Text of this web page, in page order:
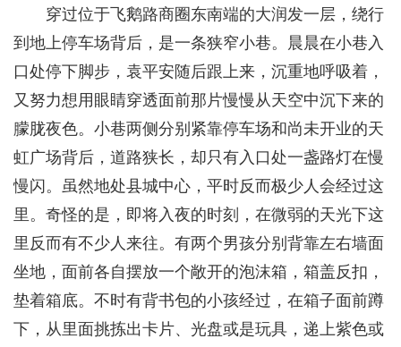
穿过位于飞鹅路商圈东南端的大润发一层，绕行
到地上停车场背后，是一条狭窄小巷。晨晨在小巷入
口处停下脚步，袁平安随后跟上来，沉重地呼吸着，
又努力想用眼睛穿透面前那片慢慢从天空中沉下来的
朦胧夜色。小巷两侧分别紧靠停车场和尚未开业的天
虹广场背后，道路狭长，却只有入口处一盏路灯在慢
慢闪。虽然地处县城中心，平时反而极少人会经过这
里。奇怪的是，即将入夜的时刻，在微弱的天光下这
里反而有不少人来往。有两个男孩分别背靠左右墙面
坐地，面前各自摆放一个敞开的泡沫箱，箱盖反扣，
垫着箱底。不时有背书包的小孩经过，在箱子面前蹲
下，从里面挑拣出卡片、光盘或是玩具，递上紫色或